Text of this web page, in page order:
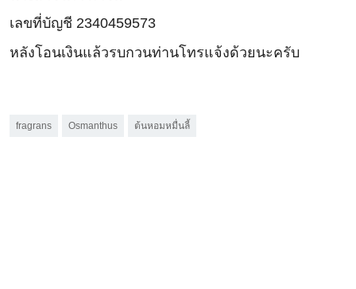
เลขที่บัญชี 2340459573
หลังโอนเงินแล้วรบกวนท่านโทรแจ้งด้วยนะครับ
fragrans Osmanthus ต้นหอมหมื่นลี้